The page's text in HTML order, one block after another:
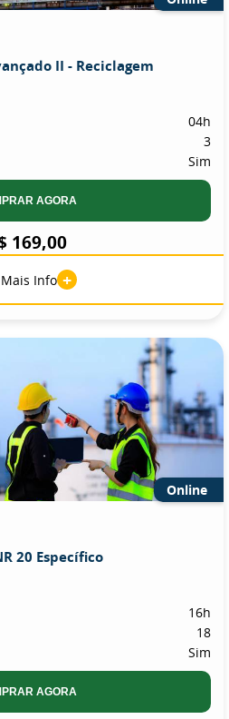
II - Reciclagem
04h
3
Sim
AGORA
169,00
Mais Info +
Online
20 Específico
16h
18
Sim
AGORA